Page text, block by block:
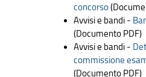
concorso
Avvisi e bandi -
(Documento PDF)
Avvisi e bandi -
commissione
(Documento PDF)